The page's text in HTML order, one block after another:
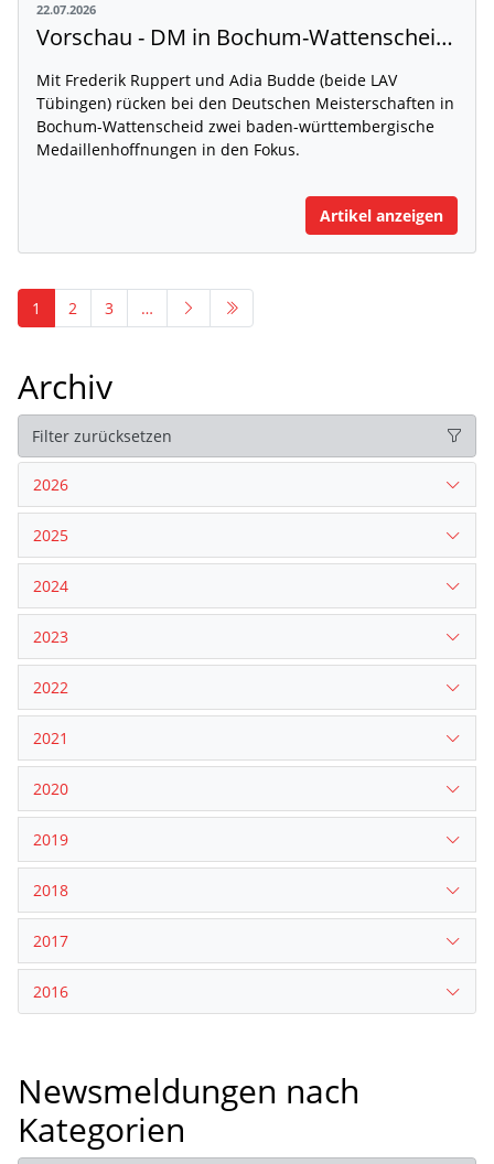
22.07.2026
Vorschau - DM in Bochum-Wattenscheid: Frederik Ruppert und Adia Budde im Blickpunkt
Mit Frederik Ruppert und Adia Budde (beide LAV
Tübingen) rücken bei den Deutschen Meisterschaften in
Bochum-Wattenscheid zwei baden-württembergische
Medaillenhoffnungen in den Fokus.
Artikel anzeigen
1 2 3 …
Archiv
Filter zurücksetzen
2026
2025
2024
2023
2022
2021
2020
2019
2018
2017
2016
Newsmeldungen nach
Kategorien